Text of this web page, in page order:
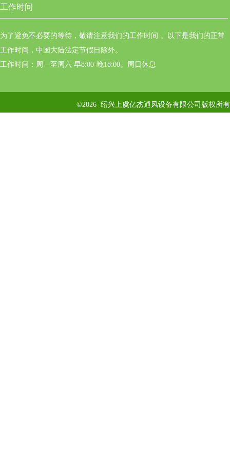
工作时间
为了避免不必要的等待，敬请注意我们的工作时间 。以下是我们的正常
工作时间，中国大陆法定节假日除外。
工作时间：周一至周六 早8:00-晚18:00。周日休息
©2026 绍兴上虞亿杰通风设备有限公司版权所有